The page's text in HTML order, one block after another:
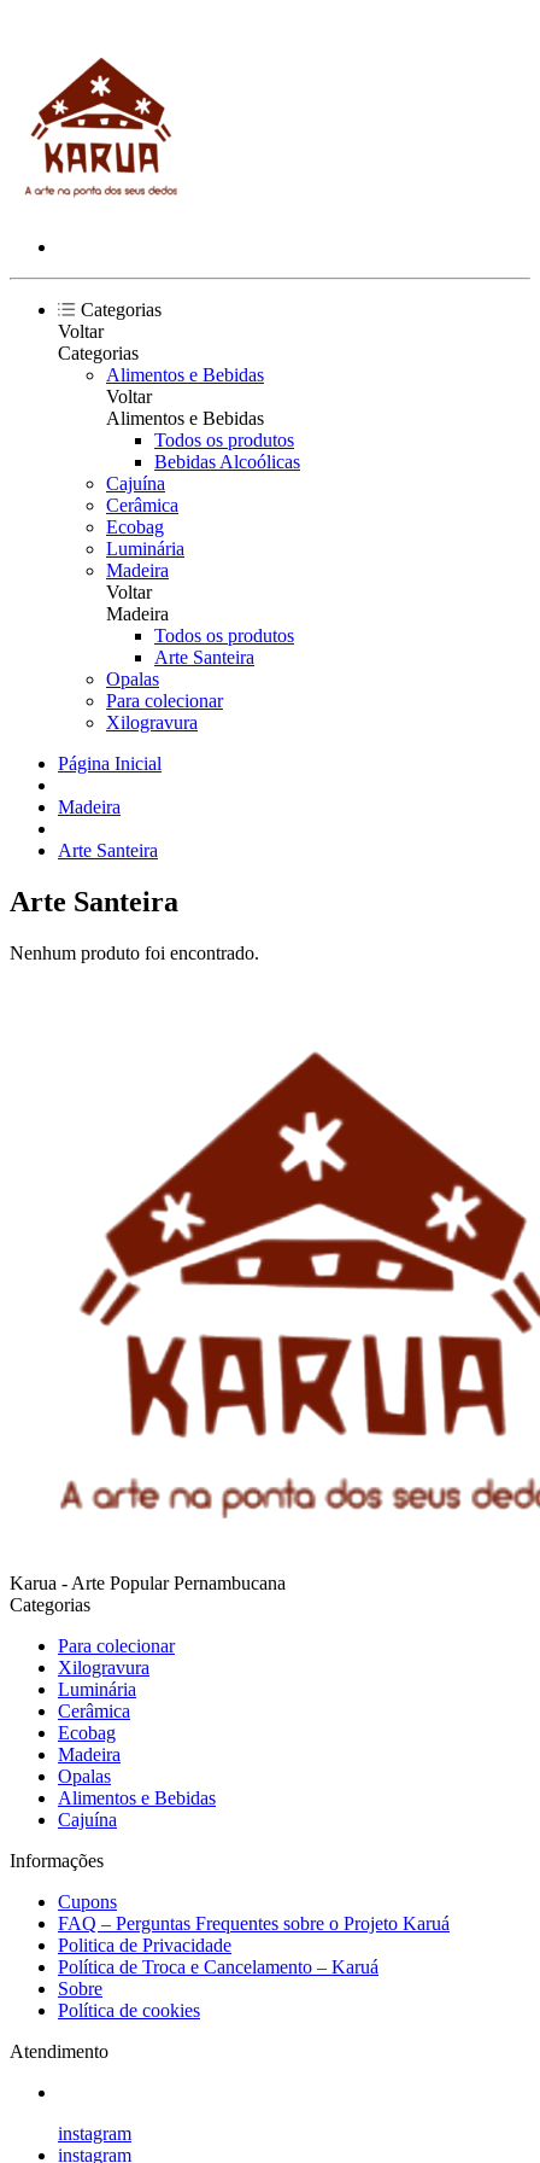
Categorias
Voltar
Categorias
Alimentos e Bebidas
Voltar
Alimentos e Bebidas
Todos os produtos
Bebidas Alcoólicas
Cajuína
Cerâmica
Ecobag
Luminária
Madeira
Voltar
Madeira
Todos os produtos
Arte Santeira
Opalas
Para colecionar
Xilogravura
Página Inicial
Madeira
Arte Santeira
Arte Santeira
Nenhum produto foi encontrado.
Karua - Arte Popular Pernambucana
Categorias
Para colecionar
Xilogravura
Luminária
Cerâmica
Ecobag
Madeira
Opalas
Alimentos e Bebidas
Cajuína
Informações
Cupons
FAQ – Perguntas Frequentes sobre o Projeto Karuá
Politica de Privacidade
Política de Troca e Cancelamento – Karuá
Sobre
Política de cookies
Atendimento
instagram
instagram